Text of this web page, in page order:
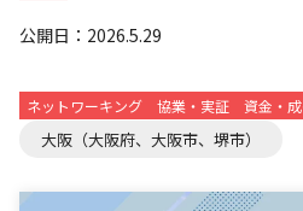
公開日： 2026.5.29
ネットワーキング 協業・実証 資金・
大阪（大阪府、大阪市、堺市）